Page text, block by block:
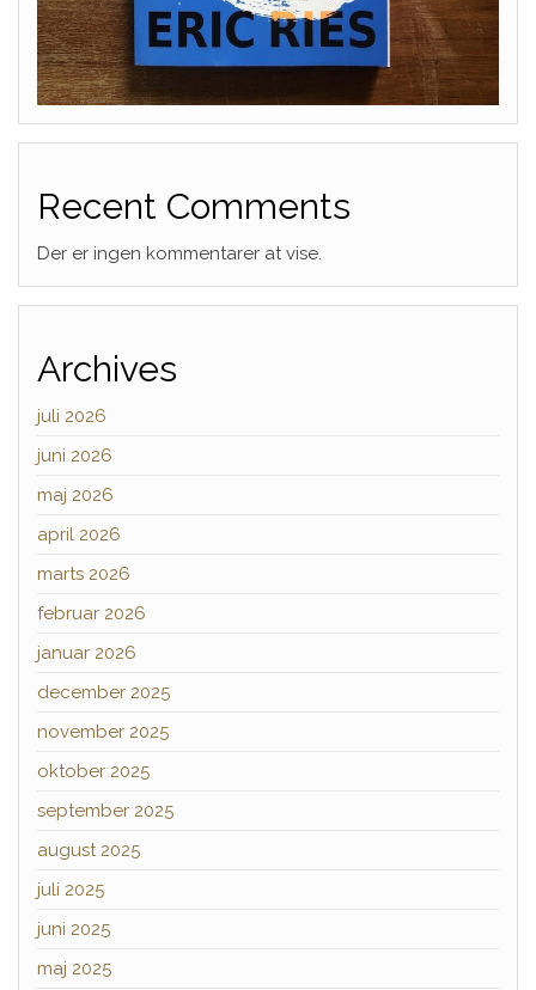
Recent Comments
Der er ingen kommentarer at vise.
Archives
juli 2026
juni 2026
maj 2026
april 2026
marts 2026
februar 2026
januar 2026
december 2025
november 2025
oktober 2025
september 2025
august 2025
juli 2025
juni 2025
maj 2025